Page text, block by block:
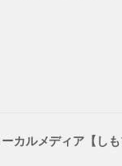
カルメディア【しも